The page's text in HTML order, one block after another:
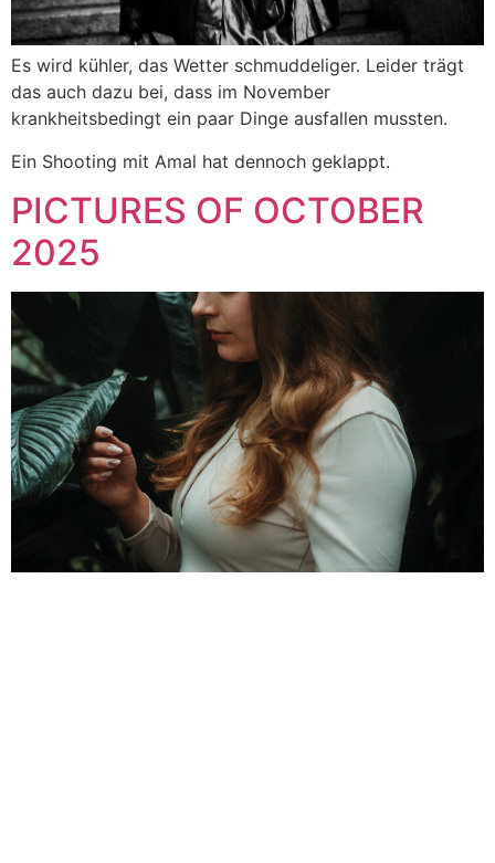
Es wird kühler, das Wetter schmuddeliger. Leider trägt
das auch dazu bei, dass im November
krankheitsbedingt ein paar Dinge ausfallen mussten.
Ein Shooting mit Amal hat dennoch geklappt.
PICTURES OF OCTOBER
2025